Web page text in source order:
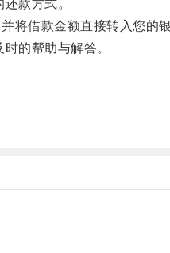
款方式。
借款金额直接转入您的银
的帮助与解答。